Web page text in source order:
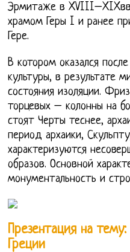
Эрмитаже в XVIII–XIXвв.
храмом Геры I и ранее
Гере.
В котором оказался
культуры, в результате
состояния изоляции.
торцевых – колонны на
стоят Черты теснее,
период архаики,
характеризуются
образов. Основной
монументальность и
Презентация на
Греции